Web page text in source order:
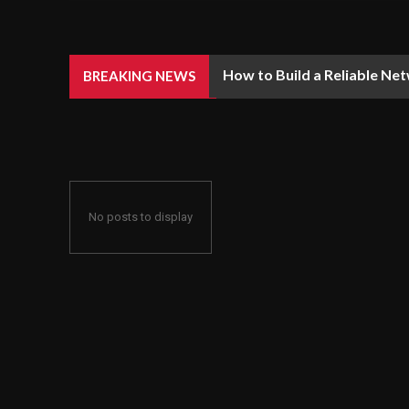
BREAKING NEWS How to Build a Reliable
No posts to display